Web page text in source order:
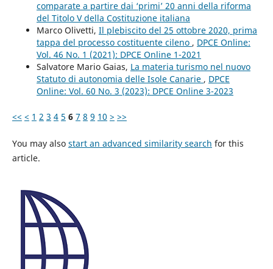
comparate a partire dai ‘primi’ 20 anni della riforma
del Titolo V della Costituzione italiana
Marco Olivetti, Il plebiscito del 25 ottobre 2020, prima
tappa del processo costituente cileno , DPCE Online:
Vol. 46 No. 1 (2021): DPCE Online 1-2021
Salvatore Mario Gaias, La materia turismo nel nuovo
Statuto di autonomia delle Isole Canarie , DPCE
Online: Vol. 60 No. 3 (2023): DPCE Online 3-2023
<< < 1 2 3 4 5 6 7 8 9 10 > >>
You may also start an advanced similarity search for this
article.